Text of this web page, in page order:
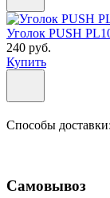
Уголок PUSH
240 руб.
Купить
Способы доставки:
Самовывоз